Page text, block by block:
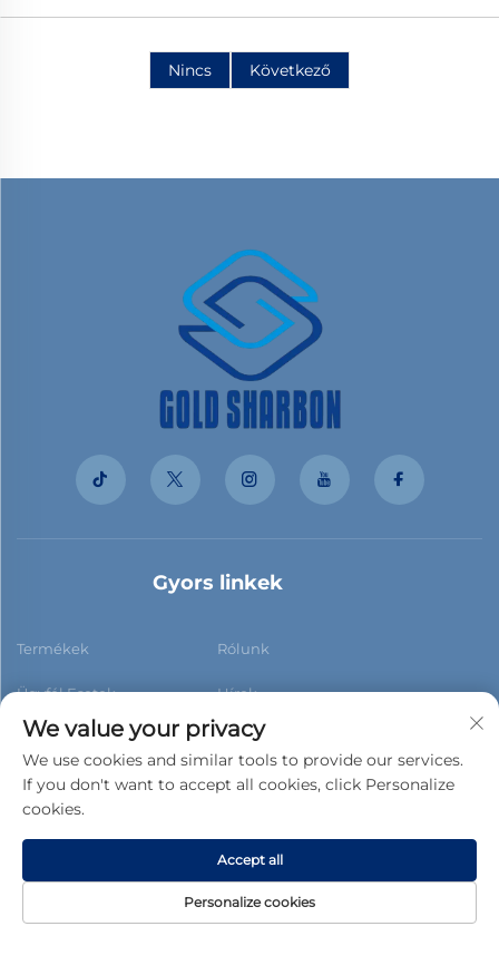
Nincs Következő
Gyors linkek
Termékek Rólunk
Ügyfél Esetek Hírek
Kapcsolat Blog
Copyright © 2026 Foshan Xiaobao New Building Materials
We value your privacy
We use cookies and similar tools to provide our services.
If you don't want to accept all cookies, click Personalize
cookies.
Personalize cookies
Accept all